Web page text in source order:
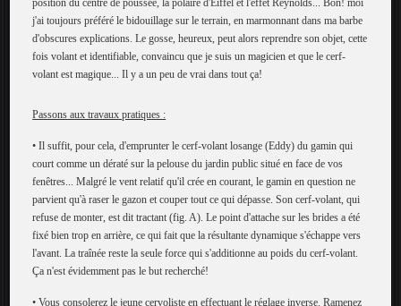
position du centre de poussée, la polaire d'Eiffel et l'effet Reynolds... Bon! moi
j'ai toujours préféré le bidouillage sur le terrain, en marmonnant dans ma barbe
d'obscures explications. Le gosse, heureux, peut alors reprendre son objet, cette
fois volant et identifiable, convaincu que je suis un magicien et que le cerf-
volant est magique... Il y a un peu de vrai dans tout ça!
Passons aux travaux pratiques :
• Il suffit, pour cela, d'emprunter le cerf-volant losange (Eddy) du gamin qui
court comme un dératé sur la pelouse du jardin public situé en face de vos
fenêtres... Malgré le vent relatif qu'il crée en courant, le gamin en question ne
parvient qu'à raser le gazon et couper tout ce qui dépasse. Son cerf-volant, qui
refuse de monter, est dit tractant (fig. A). Le point d'attache sur les brides a été
fixé bien trop en arrière, ce qui fait que la résultante dynamique s'échappe vers
l'avant. La traînée reste la seule force qui s'additionne au poids du cerf-volant.
Ça n'est évidemment pas le but recherché!
• Vous consolerez le jeune cervoliste en effectuant le réglage inverse. Ramenez